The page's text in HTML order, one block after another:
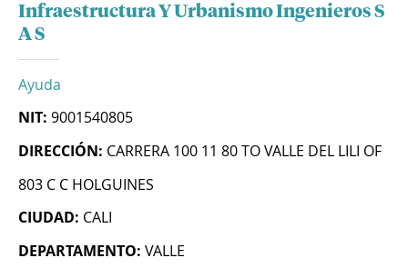
Infraestructura Y Urbanismo Ingenieros S
A S
Ayuda
NIT: 9001540805
DIRECCIÓN: CARRERA 100 11 80 TO VALLE DEL LILI OF
803 C C HOLGUINES
CIUDAD: CALI
DEPARTAMENTO: VALLE